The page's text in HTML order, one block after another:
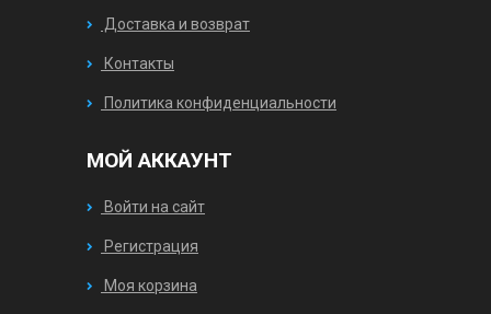
Доставка и возврат
Контакты
Политика конфиденциальности
МОЙ АККАУНТ
Войти на сайт
Регистрация
Моя корзина